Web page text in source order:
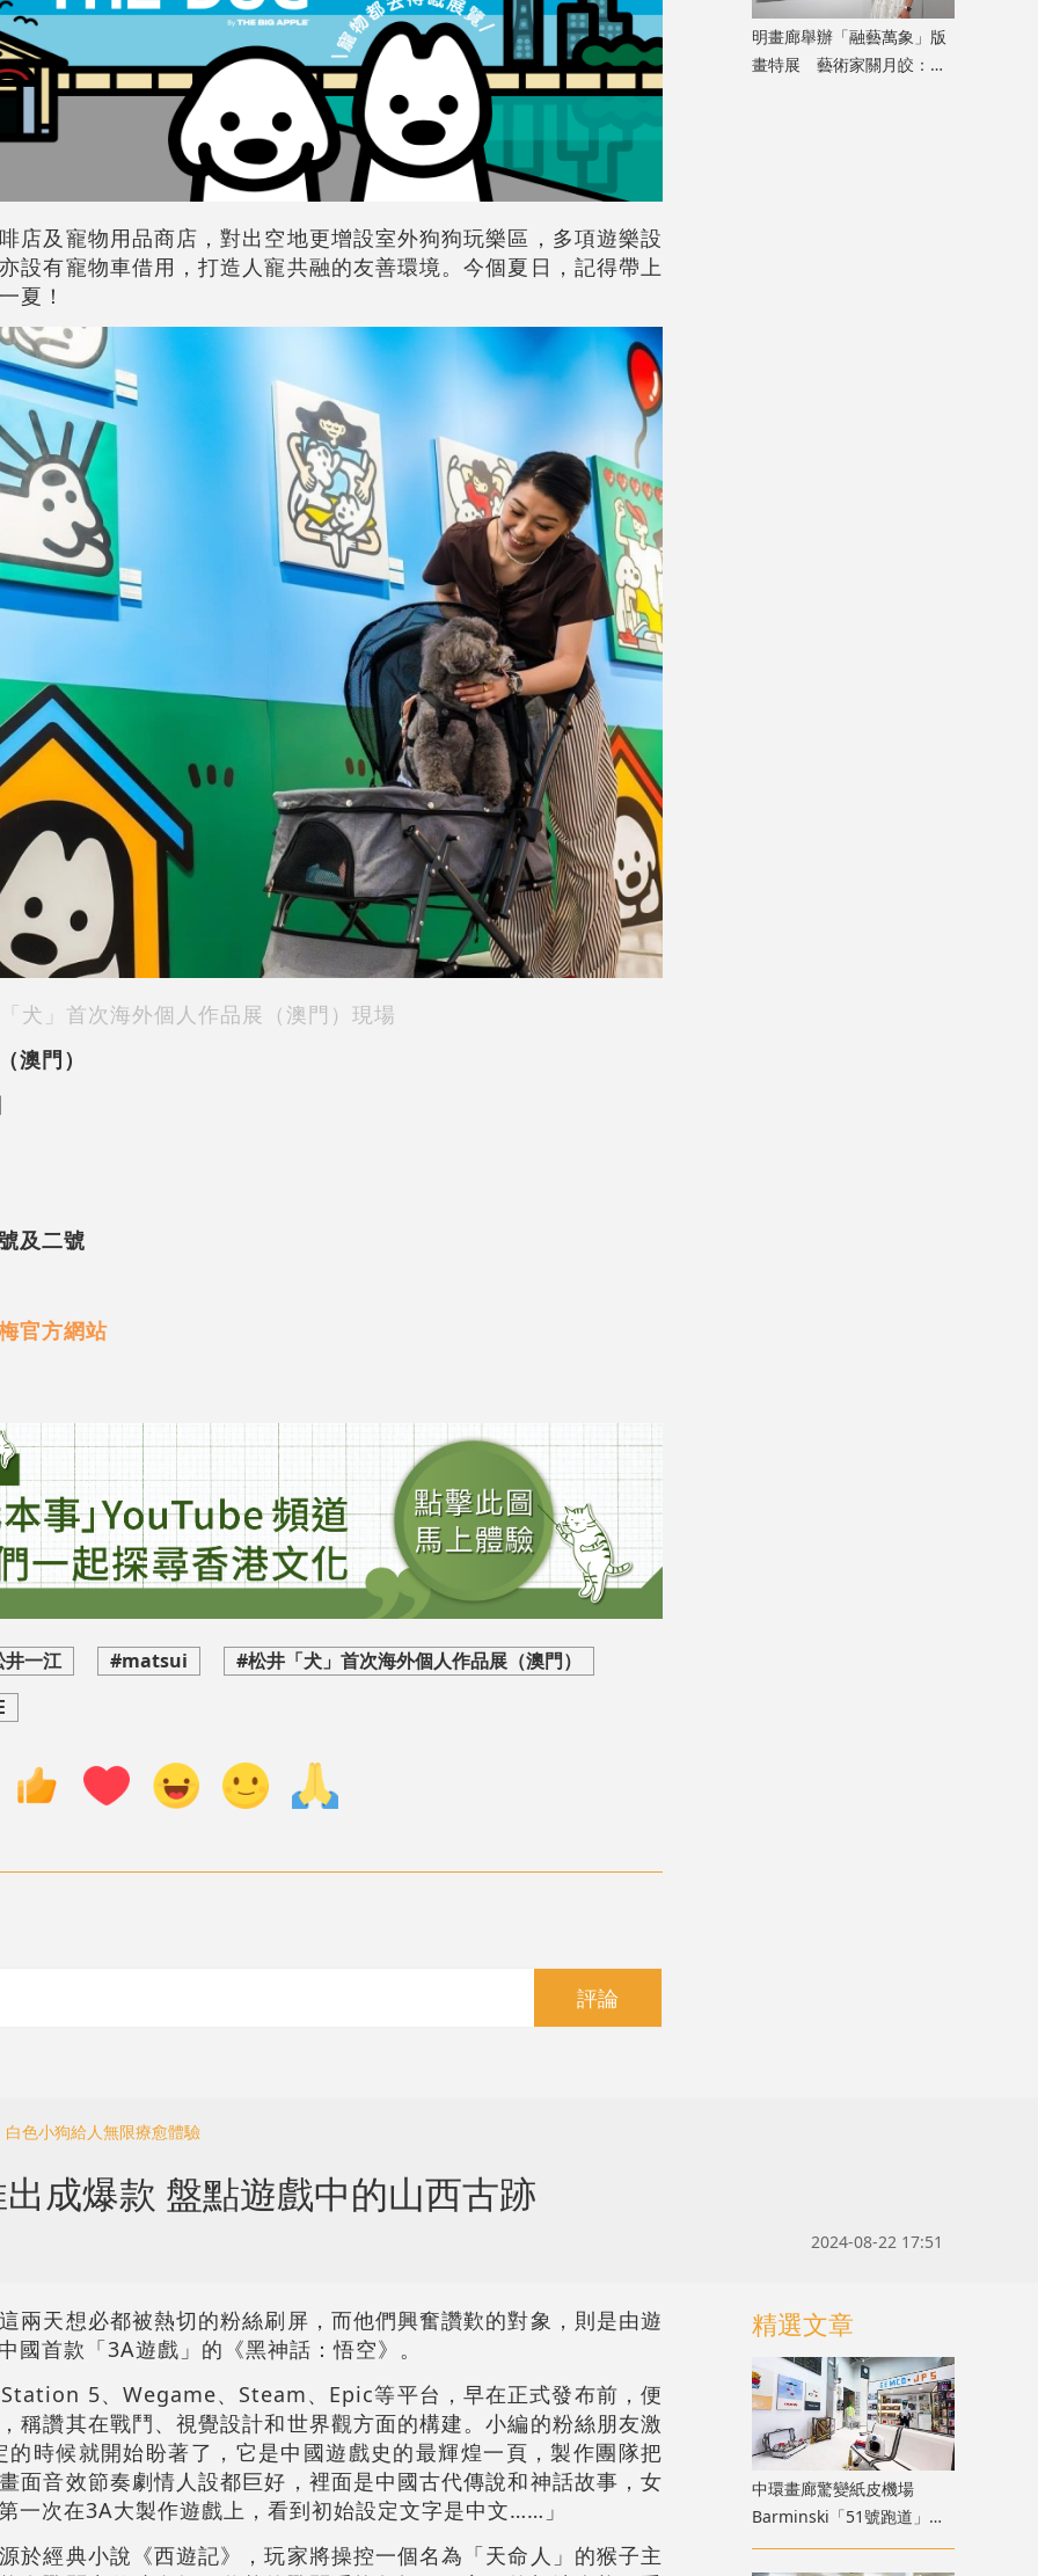
店及寵物用品商店，對出空地更增設室外狗狗玩樂區，多項遊樂設
設有寵物車借用，打造人寵共融的友善環境。今個夏日，記得帶上
夏！
犬」首次海外個人作品展（澳門）現場
澳門）
及二號
官方網站
井一江 #matsui
#松井「犬」首次海外個人作品展（澳門）
評論
明畫廊舉辦「融藝萬象」版
畫特展 藝術家關月皎：從
色小狗給人無限療愈體驗
成爆款 盤點遊戲中的山西古跡
2024-08-22 17:51
兩天想必都被熱切的粉絲刷屏，而他們興奮讚歎的對象，則是由遊
國首款「3A遊戲」的《黑神話：悟空》。
5、Wegame、Steam、Epic等平台，早在正式發布前，便
稱讚其在戰鬥、視覺設計和世界觀方面的構建。小編的粉絲朋友激
時候就開始盼著了，它是中國遊戲史的最輝煌一頁，製作團隊把
面音效節奏劇情人設都巨好，裡面是中國古代傳說和神話故事，女
一次在3A大製作遊戲上，看到初始設定文字是中文……」
於經典小說《西遊記》，玩家將操控一個名為「天命人」的猴子主
精選文章
中環畫廊驚變紙皮機場
Barminski「51號跑道」用
紙箱建造星際航廈